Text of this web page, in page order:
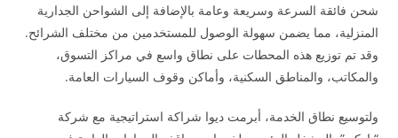
شحن فائقة السرعة وسريعة وعامة بالإضافة إلى الشواحن الجدارية
المنزلية، مما يضمن سهولة الوصول للمستخدمين من مختلف الشرائح.
وقد تم توزيع هذه المحطات على نطاق واسع في مراكز التسوق،
والمكاتب، والمناطق السكنية، وأماكن وقوف السيارات العامة.
ولتوسيع نطاق الخدمة، أبرمت ديوا شراكة استراتيجية مع شركة